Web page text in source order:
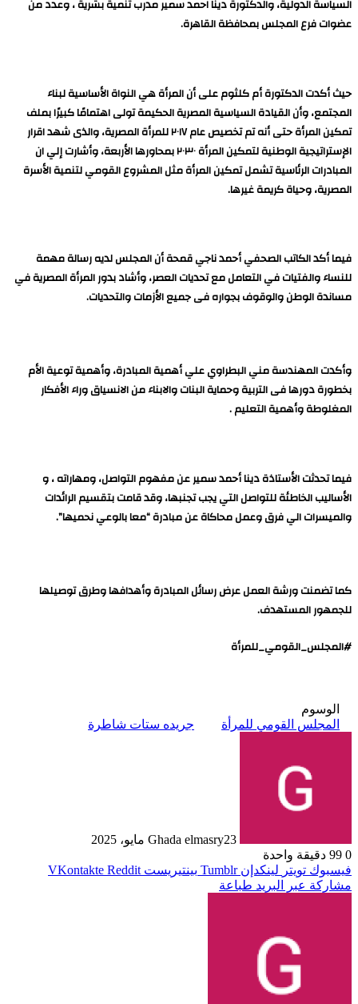
السياسة الدولية، والدكتورة دينا احمد سمير مدرب تنمية بشرية ، وعدد من
عضوات فرع المجلس بمحافظة القاهرة.
حيث أكدت الدكتورة أم كلثوم على أن المرأة هي النواة الأساسية لبناء
المجتمع، وأن القيادة السياسية المصرية الحكيمة تولى اهتمامًا كبيرًا بملف
تمكين المرأة حتى أنه تم تخصيص عام ٢٠١٧ للمرأة المصرية، والذى شهد اقرار
الإستراتيجية الوطنية لتمكين المرأة ٢٠٣٠ بمحاورها الأربعة، وأشارت إلي ان
المبادرات الرئاسية تشمل تمكين المرأة مثل المشروع القومي لتنمية الأسرة
المصرية، وحياة كريمة غيرها.
فيما أكد الكاتب الصحفي أحمد ناجي قمحة أن المجلس لديه رسالة مهمة
للنساء والفتيات في التعامل مع تحديات العصر، وأشاد بدور المرأة المصرية في
مساندة الوطن والوقوف بجواره فى جميع الأزمات والتحديات.
وأكدت المهندسة مني البطراوي علي أهمية المبادرة، وأهمية توعية الأم
بخطورة دورها فى التربية وحماية البنات والابناء من الانسياق وراء الأفكار
المغلوطة وأهمية التعليم .
فيما تحدثت الأستاذة دينا أحمد سمير عن مفهوم التواصل، ومهاراته ، و
الأساليب الخاطئة للتواصل التي يجب تجنبها، وقد قامت بتقسيم الرائدات
والميسرات الي فرق وعمل محاكاة عن مبادرة “معا بالوعي نحميها”.
كما تضمنت ورشة العمل عرض رسائل المبادرة وأهدافها وطرق توصيلها
للجمهور المستهدف.
#المجلس_القومي_للمرأة
الوسوم
المجلس القومي للمرأة
جريده ستات شاطرة
Ghada elmasry23 مايو، 2025
0
دقيقة واحدة
فيسبوك تويتر لينكدإن بينتيريست
مشاركة عبر البريد طباعة